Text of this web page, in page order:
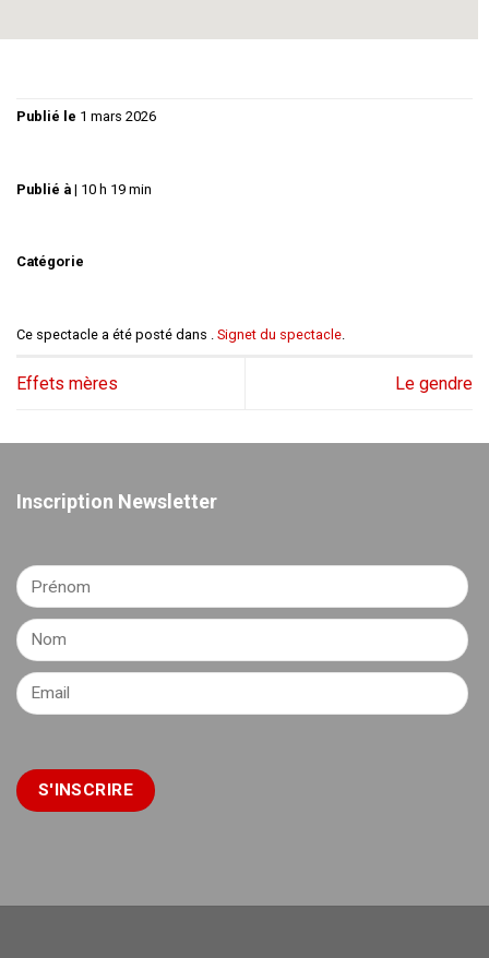
Publié le 1 mars 2026
Publié à | 10 h 19 min
Catégorie
Ce spectacle a été posté dans . Signet du spectacle.
Effets mères Le gendre
Inscription Newsletter